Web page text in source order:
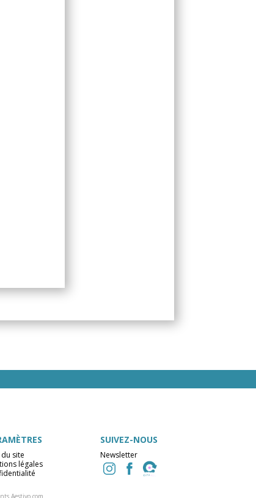
du site
légales
SUIVEZ-NOUS
Newsletter
Aestivo.com